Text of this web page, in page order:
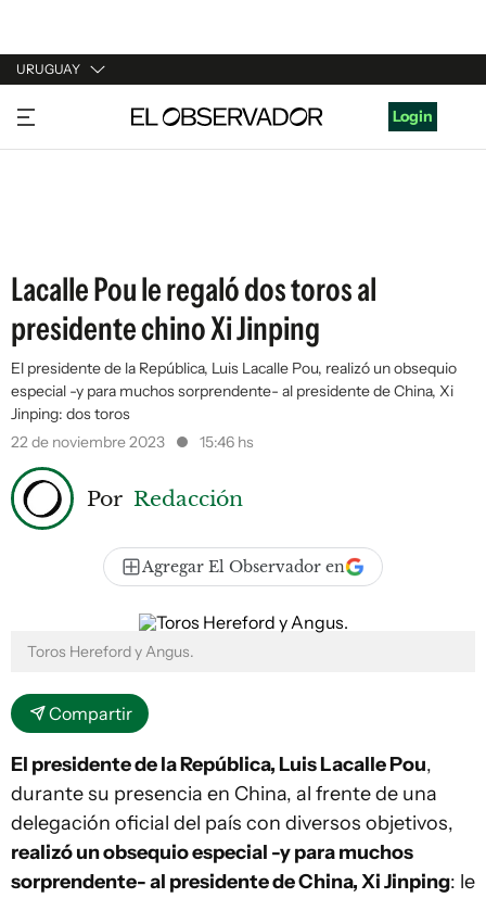
URUGUAY
URUGUAY
ARGENTINA
Login
Lacalle Pou le regaló dos toros al
presidente chino Xi Jinping
El presidente de la República, Luis Lacalle Pou, realizó un obsequio
especial -y para muchos sorprendente- al presidente de China, Xi
Jinping: dos toros
22 de noviembre 2023
15:46 hs
Por Redacción
Agregar El Observador en
Toros Hereford y Angus.
Compartir
El presidente de la República, Luis Lacalle Pou,
durante su presencia en China, al frente de una
delegación oficial del país con diversos objetivos,
realizó un obsequio especial -y para muchos
sorprendente- al presidente de China, Xi Jinping: le